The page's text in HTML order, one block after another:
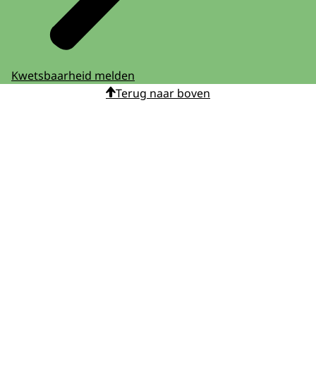
Kwetsbaarheid melden
Terug naar boven